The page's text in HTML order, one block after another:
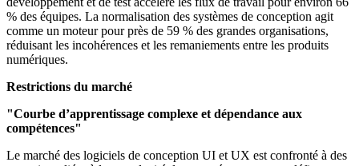
% des équipes. La normalisation des systèmes de conception agit
comme un moteur pour près de 59 % des grandes organisations,
réduisant les incohérences et les remaniements entre les produits
numériques.
Restrictions du marché
"Courbe d’apprentissage complexe et dépendance aux
compétences"
Le marché des logiciels de conception UI et UX est confronté à des